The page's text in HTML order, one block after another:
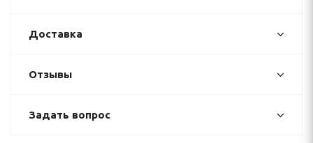
Доставка
Отзывы
Задать вопрос